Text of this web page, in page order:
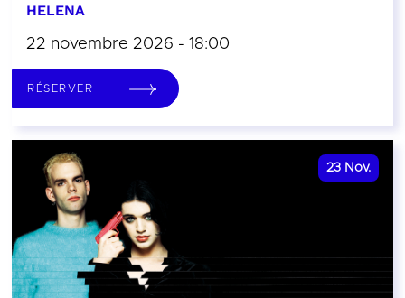
HELENA
22 novembre 2026 - 18:00
RÉSERVER
23 Nov.